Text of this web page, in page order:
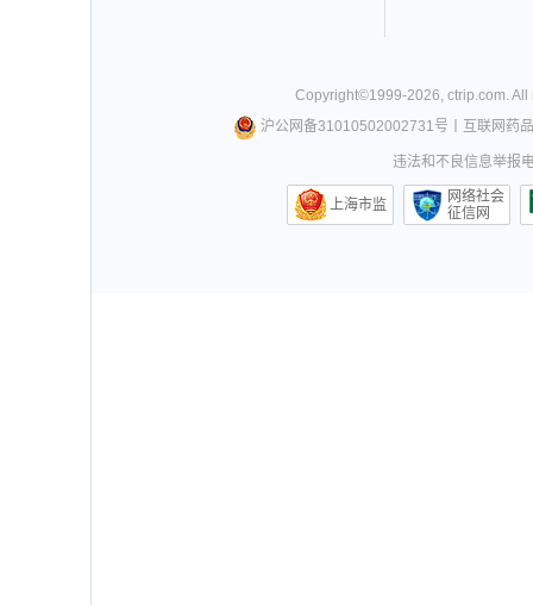
Copyright©1999-2026,ctrip.com.
沪公网备31010502002731号
互联网药
违法和不良信息举报
上海市监
网络社会
征信网